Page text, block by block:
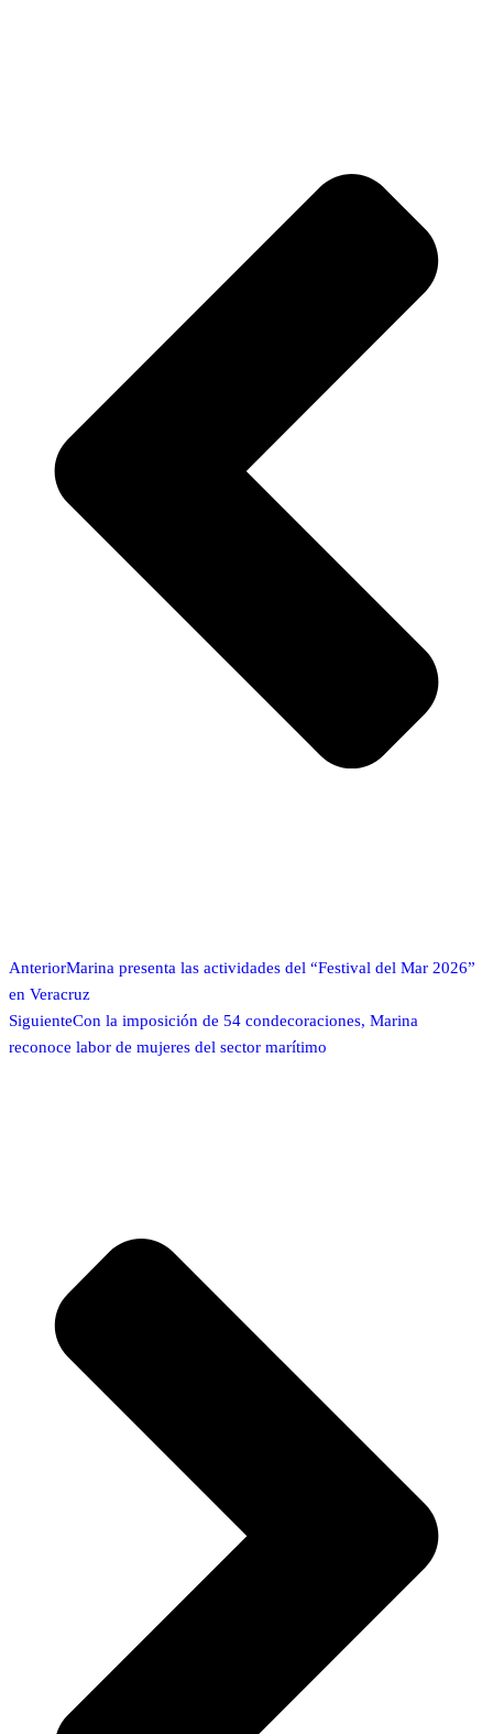
AnteriorMarina presenta las actividades del “Festival del Mar 2026”
en Veracruz
SiguienteCon la imposición de 54 condecoraciones, Marina
reconoce labor de mujeres del sector marítimo